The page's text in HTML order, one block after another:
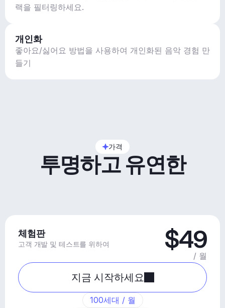
랙을 필터링하세요.
개인화
좋아요/싫어요 방법을 사용하여 개인화된 음악 경험 만
들기
가격
투명하고 유연한
체험판
고객 개발 및 테스트를 위하여 $49
/ 월
지금 시작하세요
100세대 / 월